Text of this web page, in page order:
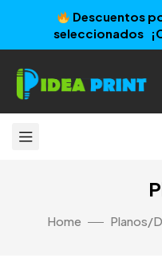
Descuentos
seleccionados
Home Planos/